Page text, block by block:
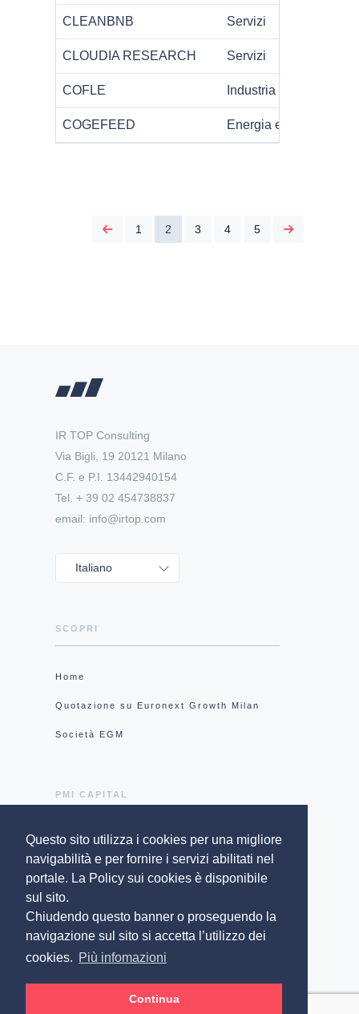
Questo sito utilizza i cookies per una migliore
navigabilità e per fornire i servizi abilitati nel
portale. La Policy sui cookies è disponibile
sul sito.
Chiudendo questo banner o proseguendo la
navigazione sul sito si accetta l’utilizzo dei
cookies. Più infomazioni
Continua
CLEANBNB Servizi
CLOUDIA RESEARCH Servizi
COFLE Industria
COGEFEED Energia ed Energie
1 2 3 4 5
IR TOP Consulting
Via Bigli, 19 20121 Milano
C.F. e P.I. 13442940154
Tel. + 39 02 454738837
email: info@irtop.com
Italiano
SCOPRI
Home
Quotazione su Euronext Growth Milan
Società EGM
PMI CAPITAL
Chi siamo
Gruppo IR Top Consulting
Privacy Policy
Cookie policy
Contatti